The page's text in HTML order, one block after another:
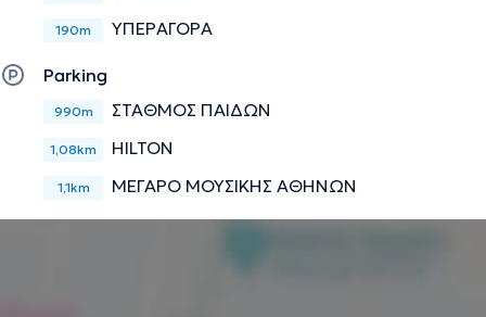
190m ΥΠΕΡΑΓΟΡΑ
Parking
990m ΣΤΑΘΜΟΣ ΠΑΙΔΩΝ
1,08km HILTON
1,1km ΜΕΓΑΡΟ ΜΟΥΣΙΚΗΣ ΑΘΗΝΩΝ